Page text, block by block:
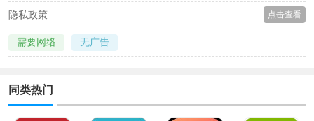
隐私政策 点击查看
需要网络 无广告
同类热门